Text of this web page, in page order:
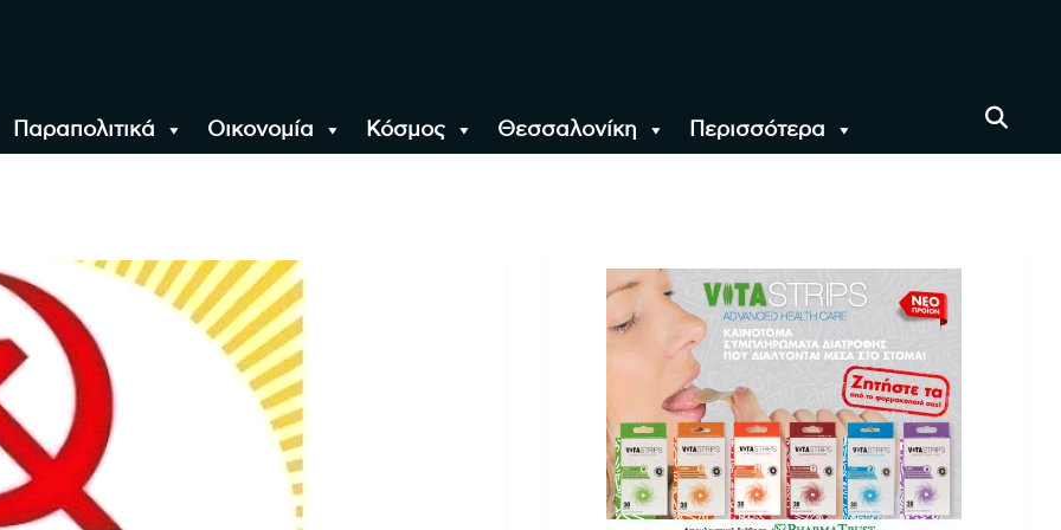
Παραπολιτικά Οικονομία Κόσμος Θεσσαλονίκη Περισσότερα